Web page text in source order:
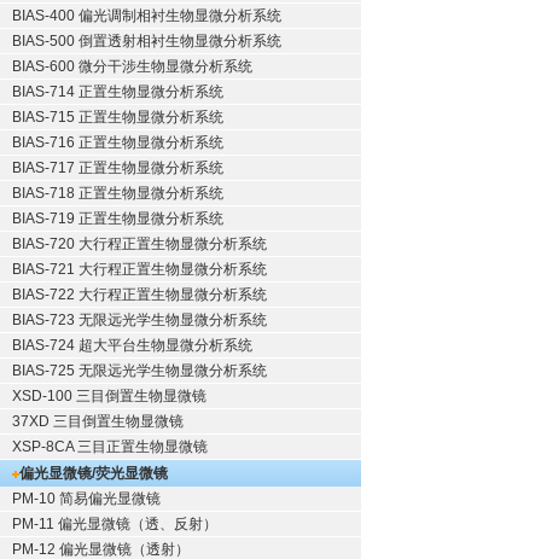
BIAS-400 偏光调制相衬生物显微分析系统
BIAS-500 倒置透射相衬生物显微分析系统
BIAS-600 微分干涉生物显微分析系统
BIAS-714 正置生物显微分析系统
BIAS-715 正置生物显微分析系统
BIAS-716 正置生物显微分析系统
BIAS-717 正置生物显微分析系统
BIAS-718 正置生物显微分析系统
BIAS-719 正置生物显微分析系统
BIAS-720 大行程正置生物显微分析系统
BIAS-721 大行程正置生物显微分析系统
BIAS-722 大行程正置生物显微分析系统
BIAS-723 无限远光学生物显微分析系统
BIAS-724 超大平台生物显微分析系统
BIAS-725 无限远光学生物显微分析系统
XSD-100 三目倒置生物显微镜
37XD 三目倒置生物显微镜
XSP-8CA 三目正置生物显微镜
偏光显微镜/荧光显微镜
PM-10 简易偏光显微镜
PM-11 偏光显微镜（透、反射）
PM-12 偏光显微镜（透射）